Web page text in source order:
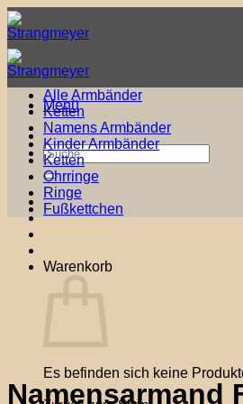
Zum
Inhalt
springen
Menü
Suche
nach:
Warenkorb
Es befinden sich keine
Alle Armbänder
Ketten
Namens Armbänder
Kinder Armbänder
Ketten
Ohrringe
Ringe
Fußkettchen
Namensarmand